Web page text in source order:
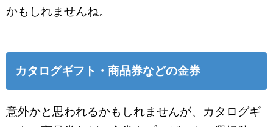
かもしれませんね。
カタログギフト・商品券などの金券
意外かと思われるかもしれませんが、カタログギ